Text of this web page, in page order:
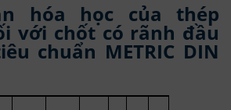
Gia công cực
hóa học của thép
với chốt có rãnh đầu
chuẩn METRIC DIN